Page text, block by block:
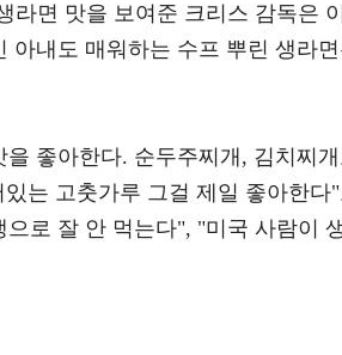
라면 맛을 보여준 크리스 감독은
아내도 매워하는 수프 뿌린 생라
좋아한다. 순두주찌개, 김치찌
는 고춧가루 그걸 제일 좋아한다
로 잘 안 먹는다", "미국 사람이